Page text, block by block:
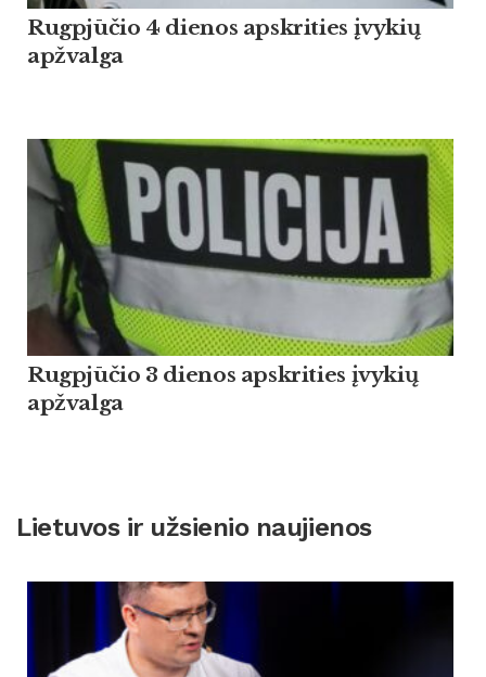
Rugpjūčio 4 dienos apskrities įvykių
apžvalga
Rugpjūčio 3 dienos apskrities įvykių
apžvalga
Lietuvos ir užsienio naujienos